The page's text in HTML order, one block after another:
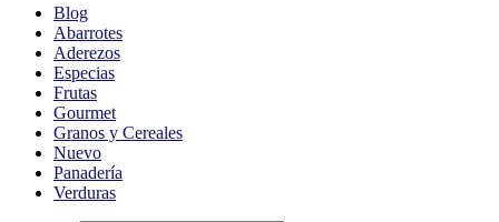
Blog
Abarrotes
Aderezos
Especias
Frutas
Gourmet
Granos y Cereales
Nuevo
Panadería
Verduras